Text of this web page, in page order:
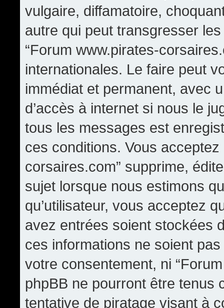
vulgaire, diffamatoire,
autre qui peut transgresser
“Forum www.pirates-
internationales. Le faire peut
immédiat et permanent, avec
d’accès à internet si nous le
tous les messages est
ces conditions. Vous
corsaires.com” supprime,
sujet lorsque nous estimons
qu’utilisateur, vous acceptez
avez entrées soient stockées
ces informations ne soient
votre consentement, ni
phpBB ne pourront être tenus
tentative de piratage visant à